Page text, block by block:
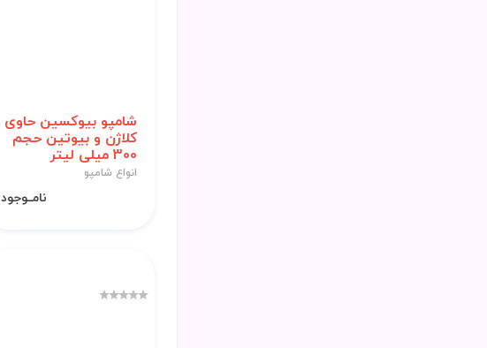
شامپو بیوکسین حاوی
کلاژن و بیوتین حجم
300 میلی لیتر
انواع شامپو
نامــوجود